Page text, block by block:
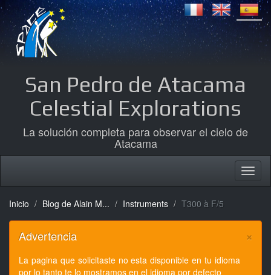
San Pedro de Atacama
Celestial Explorations
La solución completa para observar el cielo de
Atacama
Inicio Blog de Alain M... Instruments T300 à F/5
×
Advertencia
La pagina que solicitaste no esta disponible en tu idioma
por lo tanto te lo mostramos en el idioma por defecto